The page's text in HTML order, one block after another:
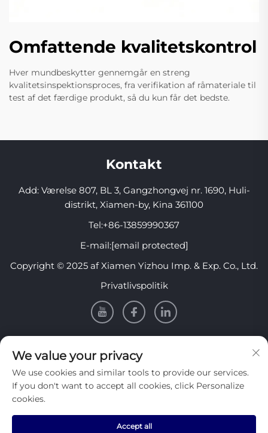
Omfattende kvalitetskontrol
Hver mundbeskytter gennemgår en streng
kvalitetsinspektionsproces, fra verifikation af råmateriale til
test af det færdige produkt, så du kun får det bedste.
Kontakt
Add: Værelse 807, BL 3, Gangzhongvej nr. 1690, Huli-
distrikt, Xiamen-by, Kina 361100
Tel:+86-13859990367
E-mail:[email protected]
Copyright © 2025 af Xiamen Yizhou Imp. & Exp. Co., Ltd.
Privatlivspolitik
INFORMATION
Tilmeld dig for at modtage vores ugentlige nyhedsbrev
We value your privacy
We use cookies and similar tools to provide our services.
If you don't want to accept all cookies, click Personalize
cookies.
Accept all